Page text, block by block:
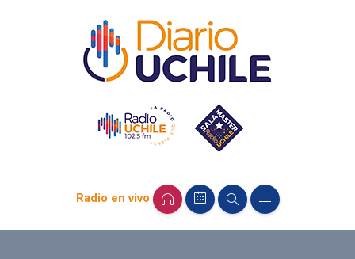
Radio en vivo